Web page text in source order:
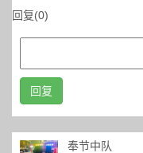
回复(0)
回复
奉节中队